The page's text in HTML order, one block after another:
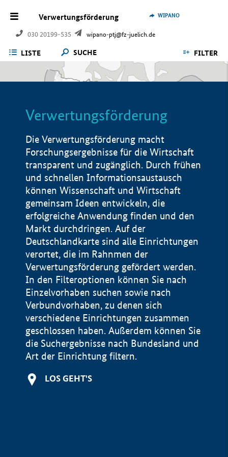
Verwertungsförderung
030 20199-535 wipano-ptj@fz-juelich.de
WIPANO
LISTE SUCHE FILTER
Verwertungsförderung
Die Verwertungsförderung macht
Forschungsergebnisse für die Wirtschaft
transparent und zugänglich. Durch frühen
und schnellen Informationsaustausch
können Wissenschaft und Wirtschaft
gemeinsam Ideen entwickeln, die
erfolgreiche Anwendung finden und den
Markt durchdringen. Auf der
Deutschlandkarte sind alle Einrichtungen
verortet, die im Rahnmen der
Verwertungsförderung gefördert werden.
In den Filteroptionen können Sie nach
Einzelvorhaben suchen sowie nach
Verbundvorhaben, zu denen sich
verschiedene Einrichtungen zusammen
geschlossen haben. Außerdem können Sie
die Suchergebnisse nach Bundesland und
Art der Einrichtung filtern.
LOS GEHT'S